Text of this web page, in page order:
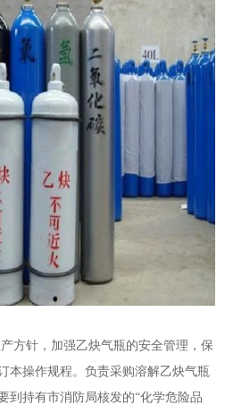
方针，加强乙炔气瓶的安全管理，保
本操作规程。负责采购溶解乙炔气瓶
到持有市消防局核发的“化学危险品